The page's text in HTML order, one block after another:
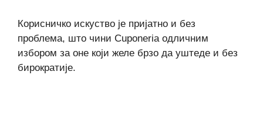
Корисничко искуство је пријатно и без
проблема, што чини Cuponeria одличним
избором за оне који желе брзо да уштеде и без
бирократије.